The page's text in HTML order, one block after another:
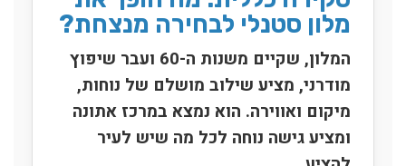
מלון סטנלי לבחירה מנצחת?
המלון, שקיים משנות ה-60 ועבר שיפוץ
מודרני, מציע שילוב מושלם של נוחות,
מיקום ואווירה. הוא נמצא במרכז אתונה
ומציע גישה נוחה לכל מה שיש לעיר